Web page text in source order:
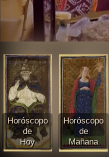
Horóscopo
de
Hoy
Horóscopo
de
Mañana